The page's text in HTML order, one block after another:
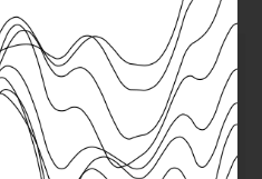
a Senior DevOps/Cloud
nel suo team.
la tua candidatura.